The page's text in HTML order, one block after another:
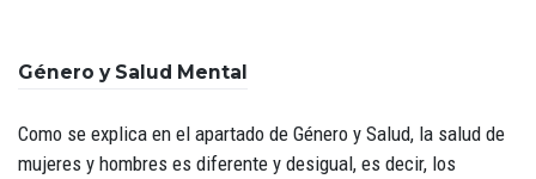
Género y Salud Mental
Como se explica en el apartado de Género y Salud, la salud de
mujeres y hombres es diferente y desigual, es decir, los